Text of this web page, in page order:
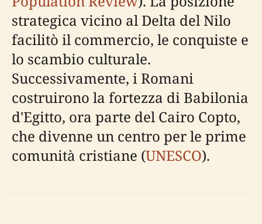
strategica vicino al Delta del Nilo
facilitò il commercio, le conquiste e
lo scambio culturale.
Successivamente, i Romani
costruirono la fortezza di Babilonia
d'Egitto, ora parte del Cairo Copto,
che divenne un centro per le prime
comunità cristiane (UNESCO).